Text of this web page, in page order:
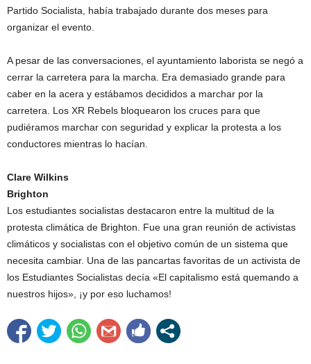
Partido Socialista, había trabajado durante dos meses para
organizar el evento.
A pesar de las conversaciones, el ayuntamiento laborista se negó a
cerrar la carretera para la marcha. Era demasiado grande para
caber en la acera y estábamos decididos a marchar por la
carretera. Los XR Rebels bloquearon los cruces para que
pudiéramos marchar con seguridad y explicar la protesta a los
conductores mientras lo hacían.
Clare Wilkins
Brighton
Los estudiantes socialistas destacaron entre la multitud de la
protesta climática de Brighton. Fue una gran reunión de activistas
climáticos y socialistas con el objetivo común de un sistema que
necesita cambiar. Una de las pancartas favoritas de un activista de
los Estudiantes Socialistas decía «El capitalismo está quemando a
nuestros hijos», ¡y por eso luchamos!